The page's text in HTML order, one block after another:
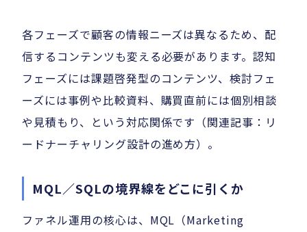
各フェーズで顧客の情報ニーズは異なるため、配
信するコンテンツも変える必要があります。認知
フェーズには課題啓発型のコンテンツ、検討フェ
ーズには事例や比較資料、購買直前には個別相談
や見積もり、という対応関係です（関連記事：リ
ードナーチャリング設計の進め方）。
MQL／SQLの境界線をどこに引くか
ファネル運用の核心は、MQL（Marketing